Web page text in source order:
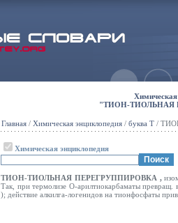
Химическая
"ТИОН-ТИОЛЬНАЯ
Главная / Химическая энциклопедия / буква Т /
Химическая энциклопедия
ТИОН-ТИОЛЬНАЯ ПЕРЕГРУППИРОВКА ,
Так, при термолизе О-арилтиокарбаматы превращ.
); действие алкилга-логенидов на тионфосфаты